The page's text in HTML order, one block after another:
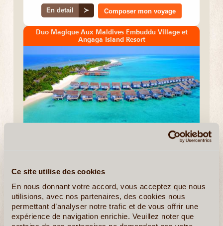
Ce site utilise des cookies
En nous donnant votre accord, vous acceptez que nous
utilisions, avec nos partenaires, des cookies nous
permettant d’analyser notre trafic et de vous offrir une
expérience de navigation enrichie. Veuillez noter que
En detail ≻ Composer mon voyage
Duo Magique Aux Maldives Embuddu Village et
Angaga Island Resort
©
ambiances particulières et surtout, deux cadres idylliques
deux îles maldiviennes, mais aussi, de tenter (...)
En détail ≻